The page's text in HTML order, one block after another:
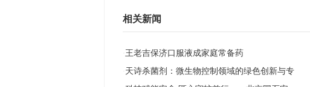
相关新闻
·王老吉保济口服液成家庭常备药
·天诗杀菌剂：微生物控制领域的绿色创新与专